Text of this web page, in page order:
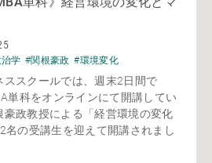
学 #関根豪政 #環境変化
スクールでは、週末2日間で
単科をオンラインにて開講してい
豪政教授による「経営環境の変化
名の受講生を迎えて開講されまし